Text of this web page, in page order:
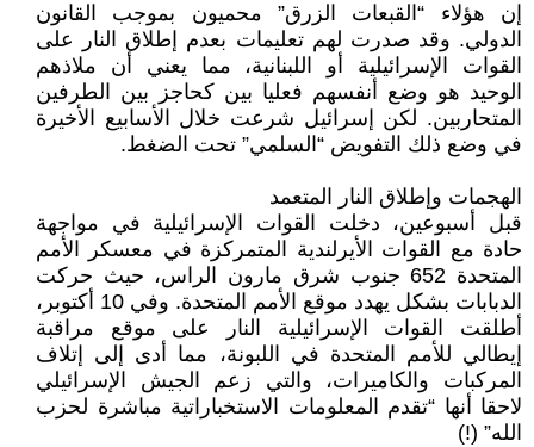
إن هؤلاء “القبعات الزرق” محميون بموجب القانون
الدولي. وقد صدرت لهم تعليمات بعدم إطلاق النار على
القوات الإسرائيلية أو اللبنانية، مما يعني أن ملاذهم
الوحيد هو وضع أنفسهم فعليا بين كحاجز بين الطرفين
المتحاربين. لكن إسرائيل شرعت خلال الأسابيع الأخيرة
في وضع ذلك التفويض “السلمي” تحت الضغط.
الهجمات وإطلاق النار المتعمد
قبل أسبوعين، دخلت القوات الإسرائيلية في مواجهة
حادة مع القوات الأيرلندية المتمركزة في معسكر الأمم
المتحدة 652 جنوب شرق مارون الراس، حيث حركت
الدبابات بشكل يهدد موقع الأمم المتحدة. وفي 10 أكتوبر،
أطلقت القوات الإسرائيلية النار على موقع مراقبة
إيطالي للأمم المتحدة في اللبونة، مما أدى إلى إتلاف
المركبات والكاميرات، والتي زعم الجيش الإسرائيلي
لاحقا أنها “تقدم المعلومات الاستخباراتية مباشرة لحزب
الله” (!)